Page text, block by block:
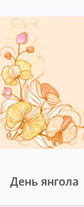
День янгола